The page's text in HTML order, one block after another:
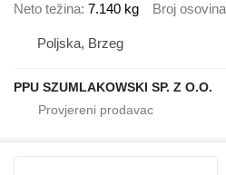
Neto težina 7.140 kg Broj osovina
Poljska, Brzeg
PPU SZUMLAKOWSKI SP. Z O.O.